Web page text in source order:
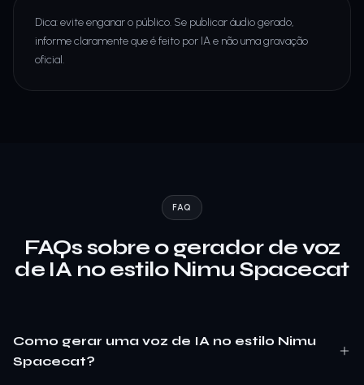
Dica: evite enganar o público. Se publicar áudio gerado,
informe claramente que é feito por IA e não uma gravação
oficial.
FAQ
FAQs sobre o gerador de voz
de IA no estilo Nimu Spacecat
Como gerar uma voz de IA no estilo Nimu
Spacecat?